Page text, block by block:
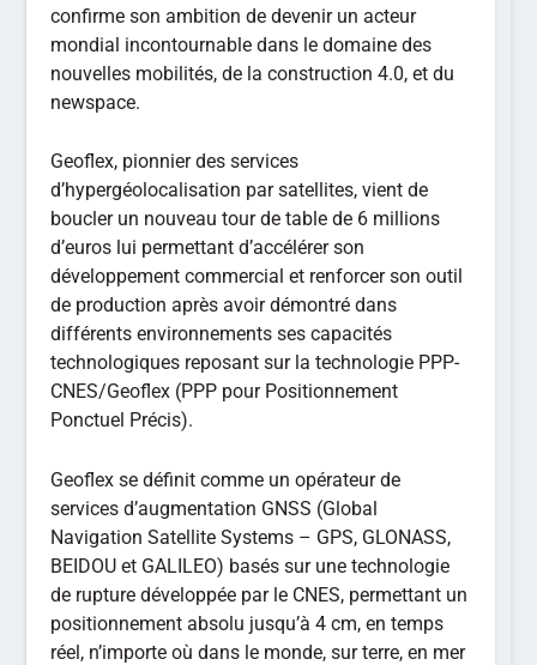
confirme son ambition de devenir un acteur
mondial incontournable dans le domaine des
nouvelles mobilités, de la construction 4.0, et du
newspace.
Geoflex, pionnier des services
d’hypergéolocalisation par satellites, vient de
boucler un nouveau tour de table de 6 millions
d’euros lui permettant d’accélérer son
développement commercial et renforcer son outil
de production après avoir démontré dans
différents environnements ses capacités
technologiques reposant sur la technologie PPP-
CNES/Geoflex (PPP pour Positionnement
Ponctuel Précis).
Geoflex se définit comme un opérateur de
services d’augmentation GNSS (Global
Navigation Satellite Systems – GPS, GLONASS,
BEIDOU et GALILEO) basés sur une technologie
de rupture développée par le CNES, permettant un
positionnement absolu jusqu’à 4 cm, en temps
réel, n’importe où dans le monde, sur terre, en mer